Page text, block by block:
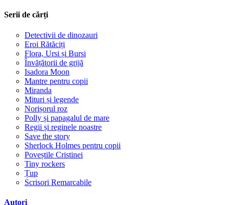
Serii de cărți
Detectivii de dinozauri
Eroi Rătăciți
Flora, Ursi și Bursi
Învățătorii de grijă
Isadora Moon
Mantre pentru copii
Miranda
Mituri și legende
Norișorul roz
Polly și papagalul de mare
Regii și reginele noastre
Save the story
Sherlock Holmes pentru copii
Poveștile Cristinei
Tiny rockers
Țup
Scrisori Remarcabile
Autori